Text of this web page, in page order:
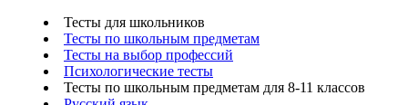
Тесты для школьников
Тесты по школьным предметам
Тесты на выбор профессий
Психологические тесты
Тесты по школьным предметам для 8-11 классов